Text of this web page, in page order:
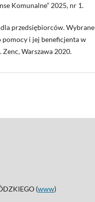
Komunalne” 2025, nr 1.
przedsiębiorców. Wybrane
pomocy i jej beneficjenta w
Zenc, Warszawa 2020.
(www)